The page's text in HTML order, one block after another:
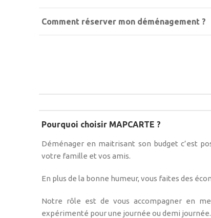
Comment réserver mon déménagement ?
Pourquoi choisir MAPCARTE ?
Déménager en maitrisant son budget c’est
votre famille et vos amis.
En plus de la bonne humeur, vous faites des
Notre rôle est de vous accompagner en
expérimenté pour une journée ou demi journée.